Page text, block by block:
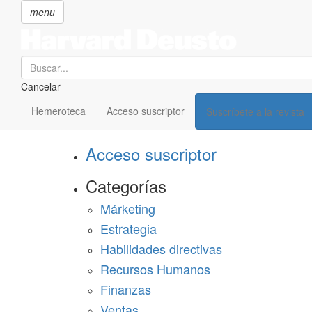
menu
Search
Cancelar
Hemeroteca Acceso suscriptor Suscríbete a la revista
SECCIONES
Suscríbete a Harvard Deusto
Acceso suscriptor
Categorías
Márketing
Estrategia
Habilidades directivas
Recursos Humanos
Finanzas